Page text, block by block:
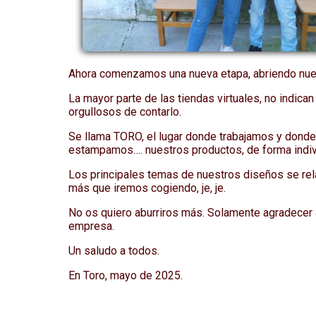
Ahora comenzamos una nueva etapa, abriendo
La mayor parte de las tiendas virtuales, no
orgullosos de contarlo.
Se llama TORO, el lugar donde trabajamos y
estampamos…. nuestros productos, de forma
Los principales temas de nuestros diseños se
más que iremos cogiendo, je, je.
No os quiero aburriros más. Solamente
empresa.
Un saludo a todos.
En Toro, mayo de 2025.